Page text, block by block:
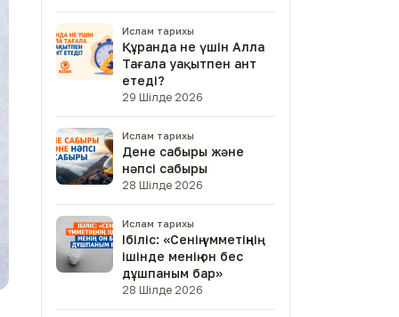
Ислам тарихы
Құранда не үшін Алла
Тағала уақытпен ант
етеді?
29 Шілде 2026
Ислам тарихы
Дене сабыры және
нәпсі сабыры
28 Шілде 2026
Ислам тарихы
Ібіліс: «Сенің үмметіңнің
ішінде менің он бес
дұшпаным бар»
28 Шілде 2026